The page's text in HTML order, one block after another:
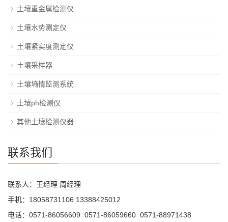
土壤重金属检测仪
土壤水势测定仪
土壤紧实度测定仪
土壤采样器
土壤墒情监测系统
土壤ph检测仪
其他土壤检测仪器
联系我们
联系人：王经理 周经理
手机：18058731106 13388425012
电话：0571-86056609 0571-86059660 0571-88971438